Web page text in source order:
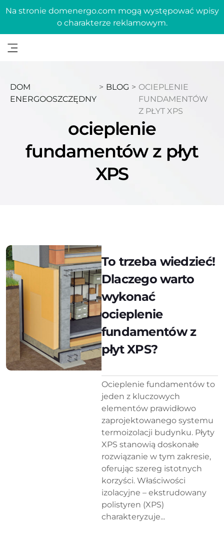
Na stronie domenergo.com mogą występować wpisy
o charakterze reklamowym.
DOM
ENERGOOSZCZĘDNY
> BLOG > OCIEPLENIE
FUNDAMENTÓW
Z PŁYT XPS
ocieplenie
fundamentów z płyt
XPS
To trzeba wiedzieć!
Dlaczego warto
wykonać
ocieplenie
fundamentów z
płyt XPS?
Ocieplenie fundamentów to
jeden z kluczowych
elementów prawidłowo
zaprojektowanego systemu
termoizolacji budynku. Płyty
XPS stanowią doskonałe
rozwiązanie w tym zakresie,
oferując szereg istotnych
korzyści. Właściwości
izolacyjne – ekstrudowany
polistyren (XPS)
charakteryzuje...